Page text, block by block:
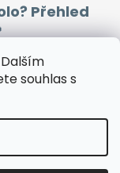
souhlas s
Přehled